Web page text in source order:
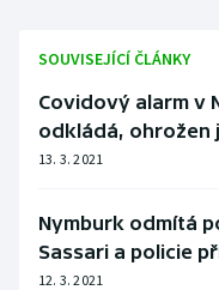
Plážový volejbal
Ragby
Rychlostní
SOUVISEJÍCÍ ČLÁNKY
Covidový alarm v
odkládá, ohrožen
13. 3. 2021
Nymburk odmítá
Sassari a policie
12. 3. 2021